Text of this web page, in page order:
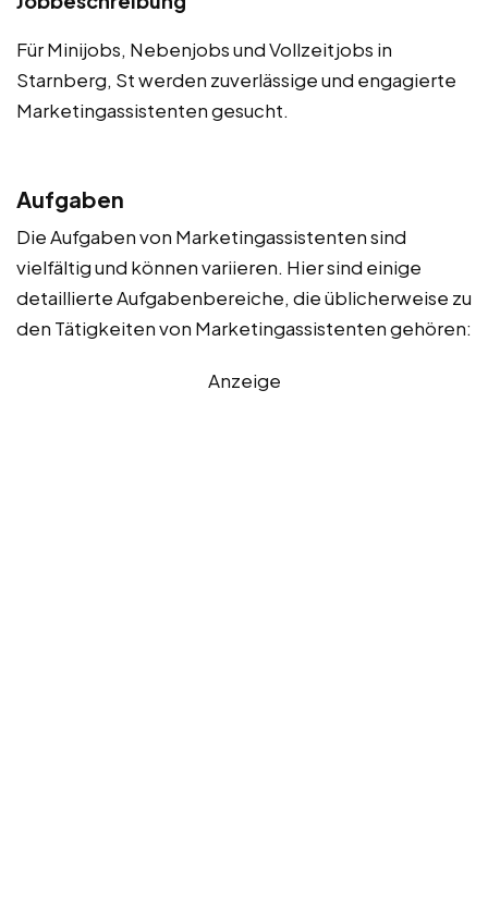
Für Minijobs, Nebenjobs und Vollzeitjobs in
Starnberg, St werden zuverlässige und engagierte
Marketingassistenten gesucht.
Aufgaben
Die Aufgaben von Marketingassistenten sind
vielfältig und können variieren. Hier sind einige
detaillierte Aufgabenbereiche, die üblicherweise zu
den Tätigkeiten von Marketingassistenten gehören:
Anzeige